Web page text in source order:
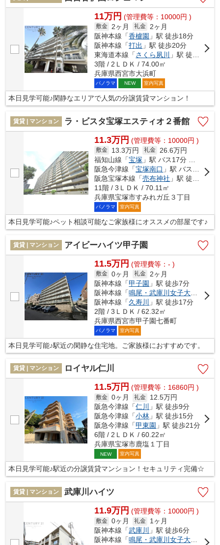
11万円 (管理費等：10000円 )
敷金 2ヶ月 礼金
2ヶ月
阪神本線「香櫨園 」駅 徒歩18分
阪神本線「打出 」駅 徒歩20分
東海道本線「さくら夙川
」駅 徒歩25分
3階 / 2ＬＤＫ / 74.00㎡
兵庫県西宮市大浜町
パノラマ NEW 室内写真
本日見学可能♪閑静なエリアで人気の分譲賃貸マンション！
賃貸 | マンション ラ・ビスタ宝塚エスティオ２番館
11.3万円 (管理費等：10000円 )
敷金 13.3万円 礼金
26.6万円
福知山線「宝塚 」駅 バス17分 「すみれガ丘東」 停歩3分
阪急今津線「宝塚南口 」駅 バス9分 「すみれガ丘東」 停歩3分
阪急宝塚本線「売布神社 」駅 徒歩51分
11階 / 3ＬＤＫ / 70.11㎡
兵庫県宝塚市すみれガ丘３丁目
パノラマ 室内写真
本日見学可能♪ペット相談可能なご家族様にオススメの部屋です♪
賃貸 | マンション アイビーハイツ甲子園
11.5万円 (管理費等：- )
敷金 0ヶ月 礼金
2ヶ月
阪神本線「甲子園 」駅 徒歩7分
阪神本線「鳴尾・武庫川女子大前
」駅
阪神本線「久寿川 」駅 徒歩17分
2階 / 3ＬＤＫ / 62.32㎡
兵庫県西宮市甲子園七番町
パノラマ 室内写真
本日見学可能♪駅近の閑静な住宅地。ご家族様におすすめです。
賃貸 | マンション ロイヤル仁川
11.5万円 (管理費等：16860円 )
敷金 0ヶ月 礼金
12.5万円
阪急今津線「仁川
」駅 徒歩9分
阪急今津線「小林 」駅 徒歩15分
阪急今津線「甲東園 」駅 徒歩21分
6階 / 2ＬＤＫ / 60.22㎡
兵庫県宝塚市鹿塩１丁目
NEW 室内写真
本日見学可能♪駅近の分譲賃貸マンション！セキュリティ完備☆
賃貸 | マンション 武庫川ハイツ
11.9万円 (管理費等：10000円 )
敷金 0ヶ月 礼金
1ヶ月
阪神本線「武庫川
」駅 徒歩6分
阪神本線「鳴尾・武庫川女子大前
」駅